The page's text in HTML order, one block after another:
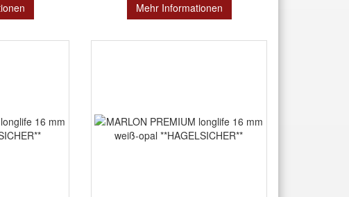
Mehr Informationen